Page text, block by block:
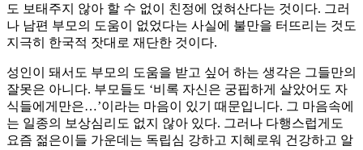
도 보태주지 않아 할 수 없이 친정에 얹혀산다는 것이다. 그러
나 남편 부모의 도움이 없었다는 사실에 불만을 터뜨리는 것도
지극히 한국적 잣대로 재단한 것이다.
성인이 돼서도 부모의 도움을 받고 싶어 하는 생각은 그들만의
잘못은 아니다. 부모들도 ‘비록 자신은 궁핍하게 살았어도 자
식들에게만은…’이라는 마음이 있기 때문입니다. 그 마음속에
는 일종의 보상심리도 없지 않아 있다. 그러나 다행스럽게도
요즘 젊은이들 가운데는 독립심 강하고 지혜로워 건강하고 알